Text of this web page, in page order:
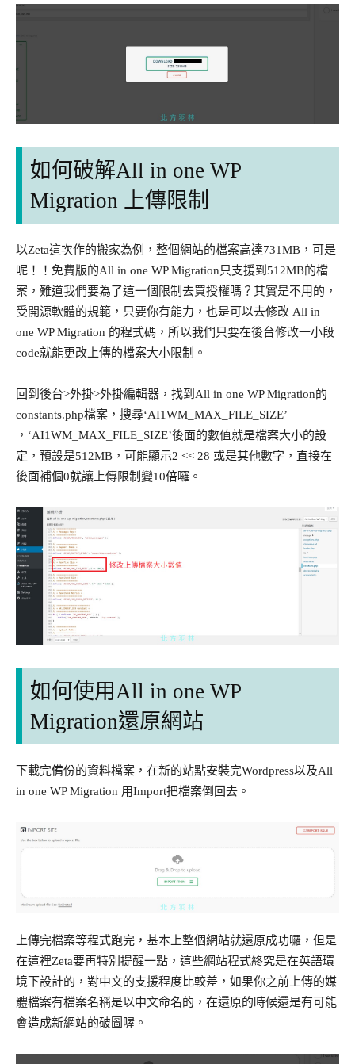
如何破解All in one WP
Migration 上傳限制
以Zeta這次作的搬家為例，整個網站的檔案高達731MB，可是
呢！！免費版的All in one WP Migration只支援到512MB的檔
案，難道我們要為了這一個限制去買授權嗎？其實是不用的，
受開源軟體的規範，只要你有能力，也是可以去修改 All in
one WP Migration 的程式碼，所以我們只要在後台修改一小段
code就能更改上傳的檔案大小限制。
回到後台>外掛>外掛編輯器，找到All in one WP Migration的
constants.php檔案，搜尋‘AI1WM_MAX_FILE_SIZE’
，‘AI1WM_MAX_FILE_SIZE’後面的數值就是檔案大小的設
定，預設是512MB，可能顯示2 << 28 或是其他數字，直接在
後面補個0就讓上傳限制變10倍囉。
如何使用All in one WP
Migration還原網站
下載完備份的資料檔案，在新的站點安裝完Wordpress以及All
in one WP Migration 用Import把檔案倒回去。
上傳完檔案等程式跑完，基本上整個網站就還原成功囉，但是
在這裡Zeta要再特別提醒一點，這些網站程式終究是在英語環
境下設計的，對中文的支援程度比較差，如果你之前上傳的媒
體檔案有檔案名稱是以中文命名的，在還原的時候還是有可能
會造成新網站的破圖喔。